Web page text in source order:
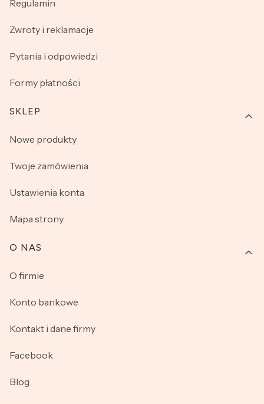
Regulamin
Zwroty i reklamacje
Pytania i odpowiedzi
Formy płatności
SKLEP
Nowe produkty
Twoje zamówienia
Ustawienia konta
Mapa strony
O NAS
O firmie
Konto bankowe
Kontakt i dane firmy
Facebook
Blog